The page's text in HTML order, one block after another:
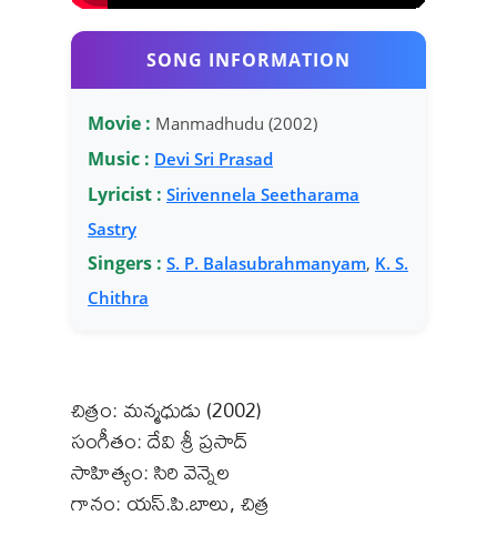
SONG INFORMATION
Movie : Manmadhudu (2002)
Music : Devi Sri Prasad
Lyricist : Sirivennela Seetharama
Sastry
Singers : S. P. Balasubrahmanyam, K. S.
Chithra
చిత్రం: మన్మధుడు (2002)
సంగీతం: దేవి శ్రీ ప్రసాద్
సాహిత్యం: సిరి వెన్నెల
గానం: యస్.పి.బాలు, చిత్ర